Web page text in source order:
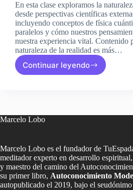
En esta clase exploramos la
desde perspectivas científicas
incluyendo conceptos de física
paralelos y cómo nuestros
nuestra experiencia vital. Contenido
naturaleza de la realidad es más…
Continuar leyendo
Clase
DE
Marcelo Lobo
Marcelo Lobo es el fundador de
meditador experto en desarrollo
y maestro del camino del
su primer libro, Autoconocimiento
autopublicado el 2019, bajo el seudónimo